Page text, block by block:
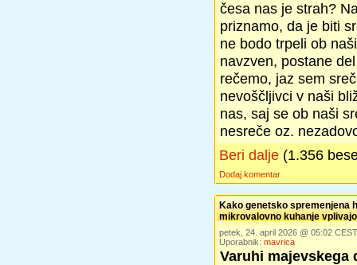
česa nas je strah?
priznamo, da je biti
ne bodo trpeli ob
navzven, postane
rečemo, jaz sem
nevoščljivci v naši
nas, saj se ob naši
nesreče oz.
Beri dalje (1.356
Dodaj komentar
Kako genetsko spremenjena
mikrovalovno kuhanje
petek, 24. april 2026 @ 05:02 CEST
Uporabnik: mavrica
Varuhi majevskega